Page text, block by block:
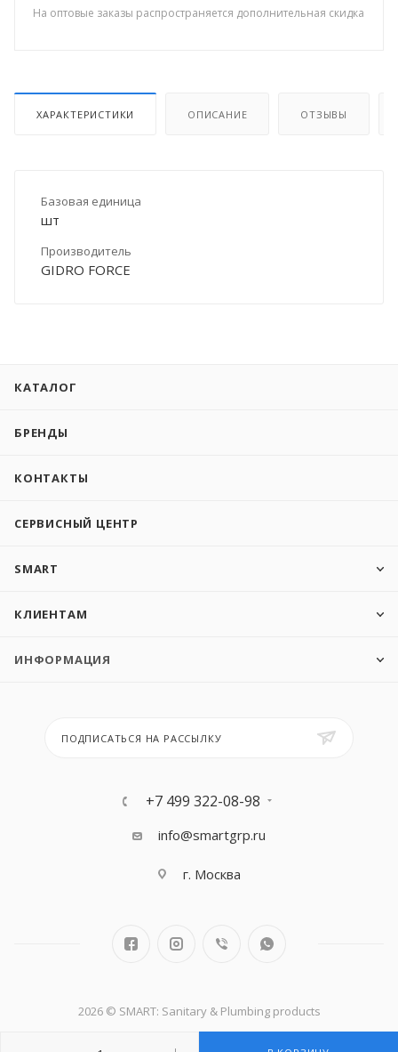
На оптовые заказы распространяется дополнительная скидка
ХАРАКТЕРИСТИКИ ОПИСАНИЕ ОТЗЫВЫ
Базовая единица
шт
Производитель
GIDRO FORCE
КАТАЛОГ
БРЕНДЫ
КОНТАКТЫ
СЕРВИСНЫЙ ЦЕНТР
SMART
КЛИЕНТАМ
ИНФОРМАЦИЯ
ПОДПИСАТЬСЯ НА РАССЫЛКУ
+7 499 322-08-98
info@smartgrp.ru
г. Москва
2026 © SMART: Sanitary & Plumbing products